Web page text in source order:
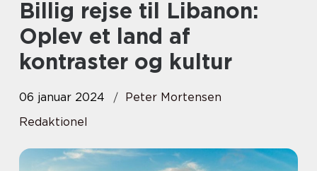
Billig rejse til Libanon:
Oplev et land af
kontraster og kultur
06 januar 2024
Peter Mortensen
Redaktionel